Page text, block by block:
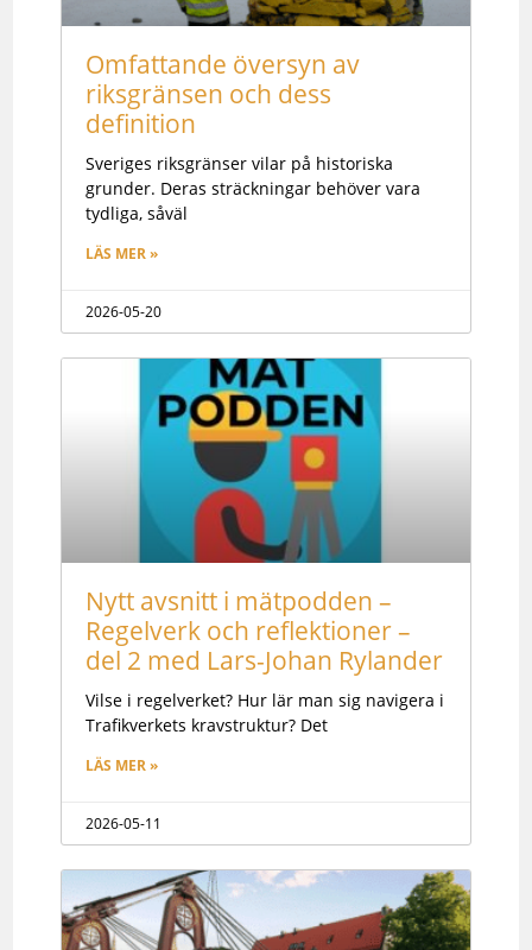
Omfattande översyn av
riksgränsen och dess
definition
Sveriges riksgränser vilar på historiska
grunder. Deras sträckningar behöver vara
tydliga, såväl
LÄS MER »
2026-05-20
Nytt avsnitt i mätpodden –
Regelverk och reflektioner –
del 2 med Lars-Johan Rylander
Vilse i regelverket? Hur lär man sig navigera i
Trafikverkets kravstruktur? Det
LÄS MER »
2026-05-11